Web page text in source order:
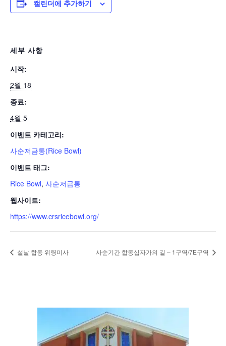
캘린더에 추가하기
세부 사항
시작:
2월 18
종료:
4월 5
이벤트 카테고리:
사순저금통(Rice Bowl)
이벤트 태그:
Rice Bowl, 사순저금통
웹사이트:
https://www.crsricebowl.org/
설날 합동 위령미사 사순기간 합동십자가의 길 – 1구역/7E구역